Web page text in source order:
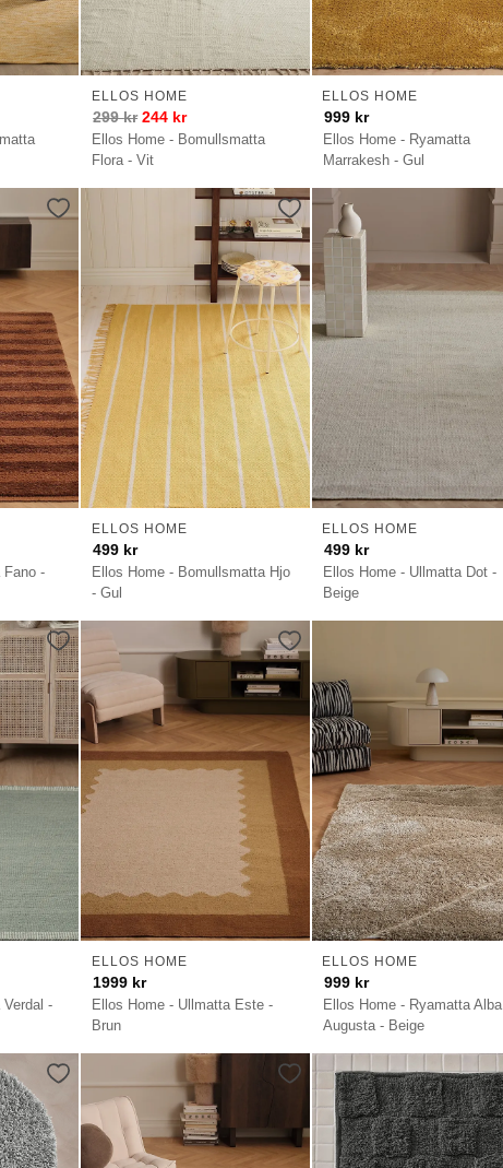
Ellos Home - Bomullsmatta
Flora - Vit
ELLOS HOME
299kr 244 kr
Ellos Home - Ryamatta
Marrakesh - Gul
ELLOS HOME
999 kr
Fano -
Ellos Home - Bomullsmatta Hjo
- Gul
ELLOS HOME
499 kr
Ellos Home - Ullmatta Dot -
Beige
ELLOS HOME
499 kr
-
Ellos Home - Ullmatta Este -
Brun
ELLOS HOME
1999 kr
Ellos Home - Ryamatta Alba
Augusta - Beige
ELLOS HOME
999 kr